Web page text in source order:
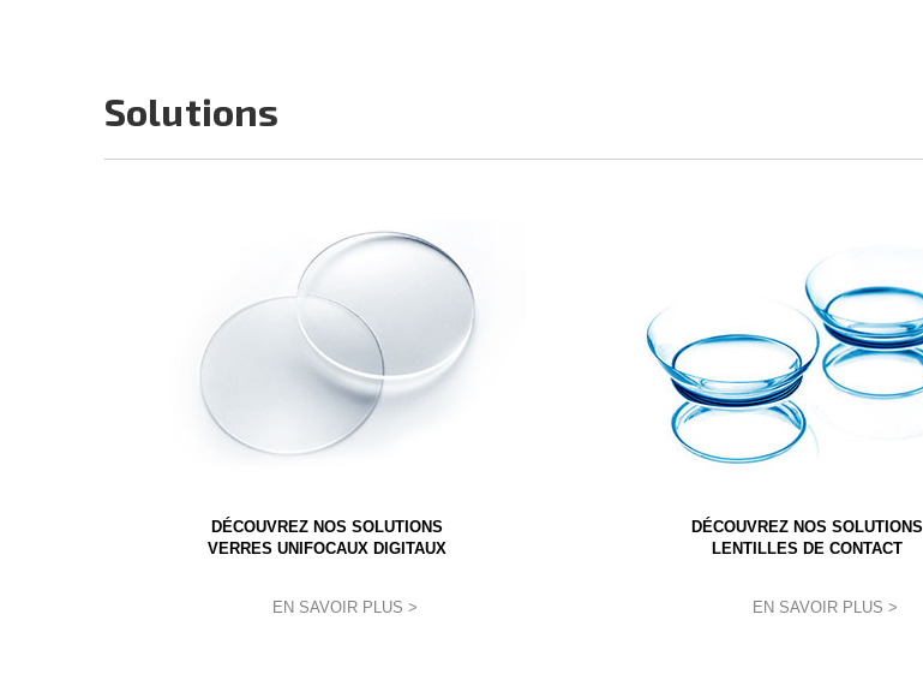
Solutions
DÉCOUVREZ NOS SOLUTIONS
VERRES UNIFOCAUX DIGITAUX
EN SAVOIR PLUS >
DÉCOUVREZ NOS SOLUTIONS
LENTILLES DE CONTACT
EN SAVOIR PLUS >